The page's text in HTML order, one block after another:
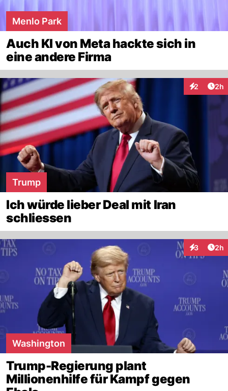
Menlo Park
Auch KI von Meta hackte sich in
eine andere Firma
2 2h
Trump
Ich würde lieber Deal mit Iran
schliessen
3 2h
Washington
Trump-Regierung plant
Millionenhilfe für Kampf gegen